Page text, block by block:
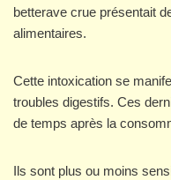
betterave crue présentait
alimentaires.
Cette intoxication se
troubles digestifs. Ces
de temps après la
Ils sont plus ou moins